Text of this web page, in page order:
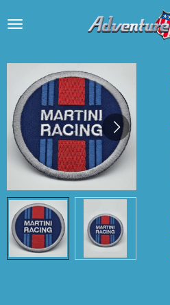
direct
hoofdinhoud